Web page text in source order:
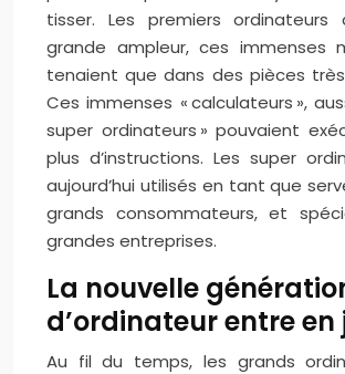
tisser. Les premiers ordinateurs
grande ampleur, ces immenses
tenaient que dans des pièces
Ces immenses « calculateurs »,
super ordinateurs » pouvaient
plus d’instructions. Les super
aujourd’hui utilisés en tant que
grands consommateurs, et
grandes entreprises.
La nouvelle
d’ordinateur entre en
Au fil du temps, les grands